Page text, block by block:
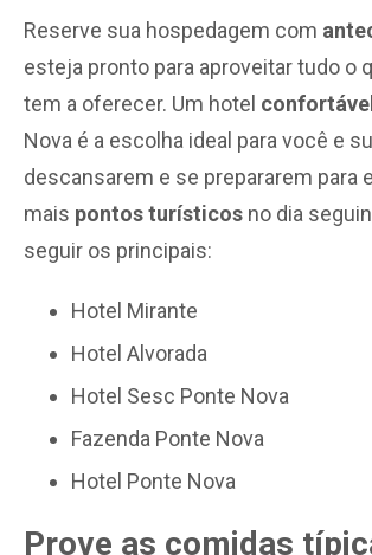
Reserve sua hospedagem com
esteja pronto para aproveitar tudo o
tem a oferecer. Um hotel
Nova é a escolha ideal para você e
descansarem e se prepararem para
mais pontos turísticos no dia
seguir os principais:
Hotel Mirante
Hotel Alvorada
Hotel Sesc Ponte Nova
Fazenda Ponte Nova
Hotel Ponte Nova
Prove as comidas